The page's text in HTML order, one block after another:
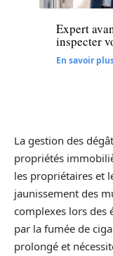
Expert
inspecter
En savoir
La gestion des
propriétés
les propriétaires et
jaunissement des
complexes lors des
par la fumée de
prolongé et